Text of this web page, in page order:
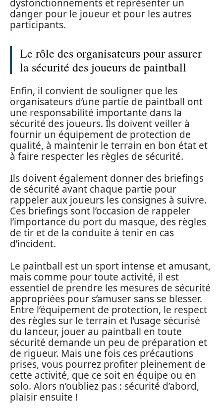
dysfonctionnements et représenter un
danger pour le joueur et pour les autres
participants.
Le rôle des organisateurs pour assurer
la sécurité des joueurs de paintball
Enfin, il convient de souligner que les
organisateurs d’une partie de paintball ont
une responsabilité importante dans la
sécurité des joueurs. Ils doivent veiller à
fournir un équipement de protection de
qualité, à maintenir le terrain en bon état et
à faire respecter les règles de sécurité.
Ils doivent également donner des briefings
de sécurité avant chaque partie pour
rappeler aux joueurs les consignes à suivre.
Ces briefings sont l’occasion de rappeler
l’importance du port du masque, des règles
de tir et de la conduite à tenir en cas
d’incident.
Le paintball est un sport intense et amusant,
mais comme pour toute activité, il est
essentiel de prendre les mesures de sécurité
appropriées pour s’amuser sans se blesser.
Entre l’équipement de protection, le respect
des règles sur le terrain et l’usage sécurisé
du lanceur, jouer au paintball en toute
sécurité demande un peu de préparation et
de rigueur. Mais une fois ces précautions
prises, vous pourrez profiter pleinement de
cette activité, que ce soit en équipe ou en
solo. Alors n’oubliez pas : sécurité d’abord,
plaisir ensuite !